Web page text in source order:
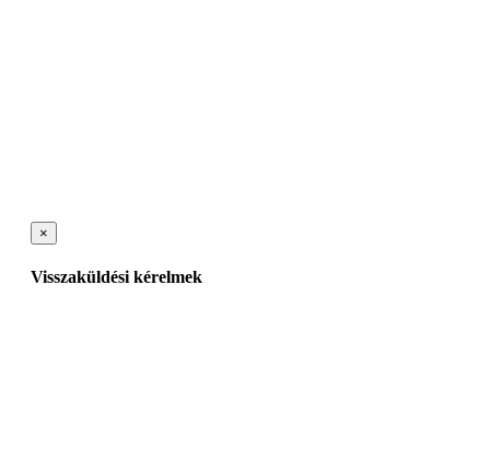
×
Visszaküldési kérelmek